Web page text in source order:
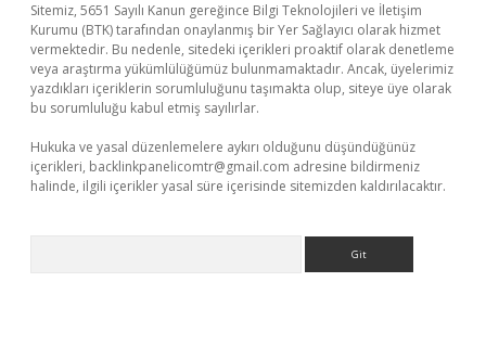
Sitemiz, 5651 Sayılı Kanun gereğince Bilgi Teknolojileri ve İletişim
Kurumu (BTK) tarafından onaylanmış bir Yer Sağlayıcı olarak hizmet
vermektedir. Bu nedenle, sitedeki içerikleri proaktif olarak denetleme
veya araştırma yükümlülüğümüz bulunmamaktadır. Ancak, üyelerimiz
yazdıkları içeriklerin sorumluluğunu taşımakta olup, siteye üye olarak
bu sorumluluğu kabul etmiş sayılırlar.
Hukuka ve yasal düzenlemelere aykırı olduğunu düşündüğünüz
içerikleri, backlinkpanelicomtr@gmail.com adresine bildirmeniz
halinde, ilgili içerikler yasal süre içerisinde sitemizden kaldırılacaktır.